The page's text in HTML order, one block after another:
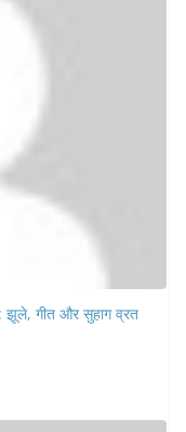
गीत और सुहाग व्रत